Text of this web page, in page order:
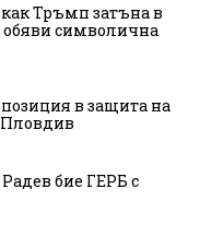
Тръмп затъна в
обяви символична
в защита на
Пловдив
бие ГЕРБ с